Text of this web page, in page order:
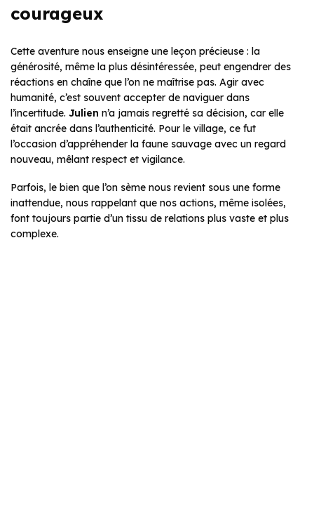
courageux
Cette aventure nous enseigne une leçon précieuse : la
générosité, même la plus désintéressée, peut engendrer des
réactions en chaîne que l’on ne maîtrise pas. Agir avec
humanité, c’est souvent accepter de naviguer dans
l’incertitude. Julien n’a jamais regretté sa décision, car elle
était ancrée dans l’authenticité. Pour le village, ce fut
l’occasion d’appréhender la faune sauvage avec un regard
nouveau, mêlant respect et vigilance.
Parfois, le bien que l’on sème nous revient sous une forme
inattendue, nous rappelant que nos actions, même isolées,
font toujours partie d’un tissu de relations plus vaste et plus
complexe.